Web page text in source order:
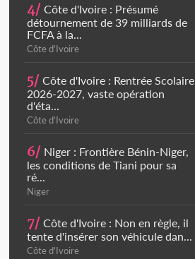
4/ Côte d'Ivoire : Présumé
détournement de 39 milliards de
FCFA à la...
Côte d'Ivoire
5/ Côte d'Ivoire : Rentrée Scolaire
2026-2027, vaste opération
d'éta...
Côte d'Ivoire
6/ Niger : Frontière Bénin-Niger,
les conditions de Tiani pour sa
ré...
Niger
7/ Côte d'Ivoire : Non en règle, il
tente d'insérer son véhicule dan...
Côte d'Ivoire